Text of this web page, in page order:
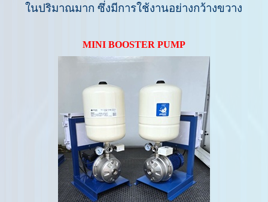
ในปริมาณมาก ซึ่งมีการใช้งานอย่างกว้างขวาง
MINI BOOSTER PUMP